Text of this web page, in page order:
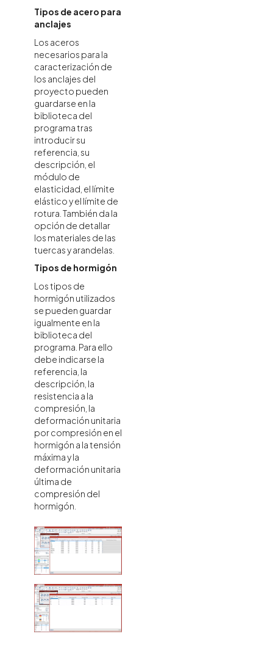
Tipos de acero para
anclajes
Los aceros
necesarios para la
caracterización de
los anclajes del
proyecto pueden
guardarse en la
biblioteca del
programa tras
introducir su
referencia, su
descripción, el
módulo de
elasticidad, el límite
elástico y el límite de
rotura. También da la
opción de detallar
los materiales de las
tuercas y arandelas.
Tipos de hormigón
Los tipos de
hormigón utilizados
se pueden guardar
igualmente en la
biblioteca del
programa. Para ello
debe indicarse la
referencia, la
descripción, la
resistencia a la
compresión, la
deformación unitaria
por compresión en el
hormigón a la tensión
máxima y la
deformación unitaria
última de
compresión del
hormigón.